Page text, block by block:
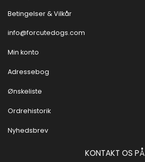
Betingelser & Vilkår
info@forcutedogs.com
Min konto
Adressebog
Ønskeliste
Ordrehistorik
Nyhedsbrev
KONTAKT OS PÅ